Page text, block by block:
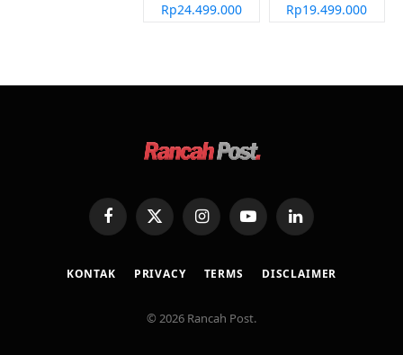
Rp24.499.000
Rp19.499.000
FacebookX
(Twitter)
InstagramYouTubeLinkedIn
KONTAK PRIVACY TERMS DISCLAIMER
© 2026 Rancah Post.